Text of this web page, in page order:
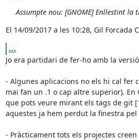
Assumpte nou: [GNOME] Enllestint la
El 14/09/2017 a les 10:28, Gil Forcada
...
Jo era partidari de fer-ho amb la
- Algunes aplicacions no els hi cal fer
mai fan un .1 o cap altre superior).
que pots veure mirant els tags de git
aquestes ja hem perdut la finestra pel
- Pràcticament tots els projectes